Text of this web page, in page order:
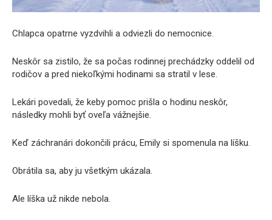
Chlapca opatrne vyzdvihli a odviezli do nemocnice.
Neskôr sa zistilo, že sa počas rodinnej prechádzky oddelil od
rodičov a pred niekoľkými hodinami sa stratil v lese.
Lekári povedali, že keby pomoc prišla o hodinu neskôr,
následky mohli byť oveľa vážnejšie.
Keď záchranári dokončili prácu, Emily si spomenula na líšku.
Obrátila sa, aby ju všetkým ukázala.
Ale líška už nikde nebola.